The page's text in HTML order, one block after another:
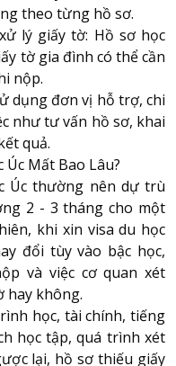
theo từng hồ sơ.
lý giấy tờ: Hồ sơ học
tờ gia đình có thể cần
nộp.
dụng đơn vị hỗ trợ, chi
như tư vấn hồ sơ, khai
quả.
Úc Mất Bao Lâu?
Úc thường nên dự trù
2 - 3 tháng cho một
khi xin visa du học
đổi tùy vào bậc học,
và việc cơ quan xét
hay không.
học, tài chính, tiếng
học tập, quá trình xét
lại, hồ sơ thiếu giấy